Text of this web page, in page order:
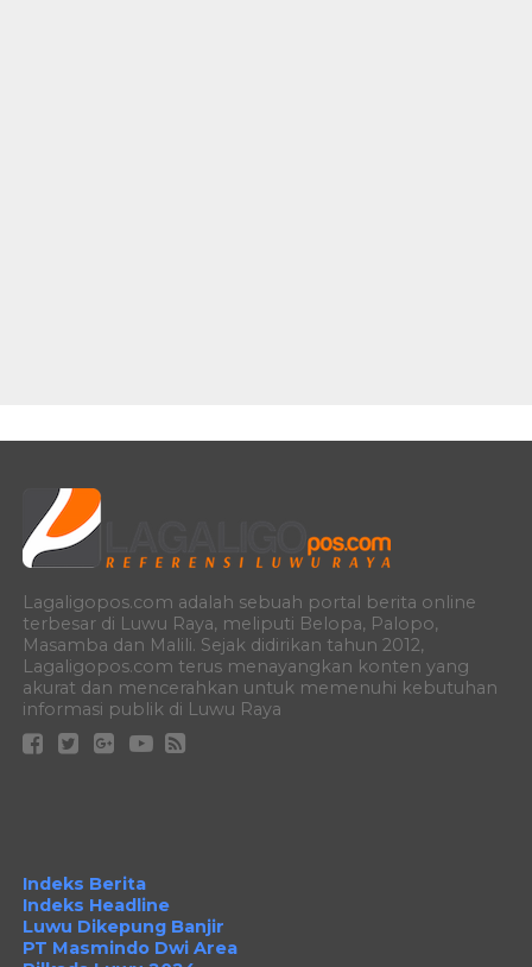
Lagaligopos.com adalah sebuah portal berita online
terbesar di Luwu Raya, meliputi Belopa, Palopo,
Masamba dan Malili. Sejak didirikan tahun 2012,
Lagaligopos.com terus menayangkan konten yang
akurat dan mencerahkan untuk memenuhi kebutuhan
informasi publik di Luwu Raya
Indeks Berita
Indeks Headline
Luwu Dikepung Banjir
PT Masmindo Dwi Area